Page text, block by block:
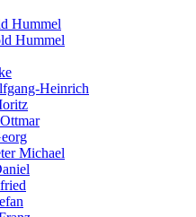
Hummel
Hummel
Heinrich
Michael